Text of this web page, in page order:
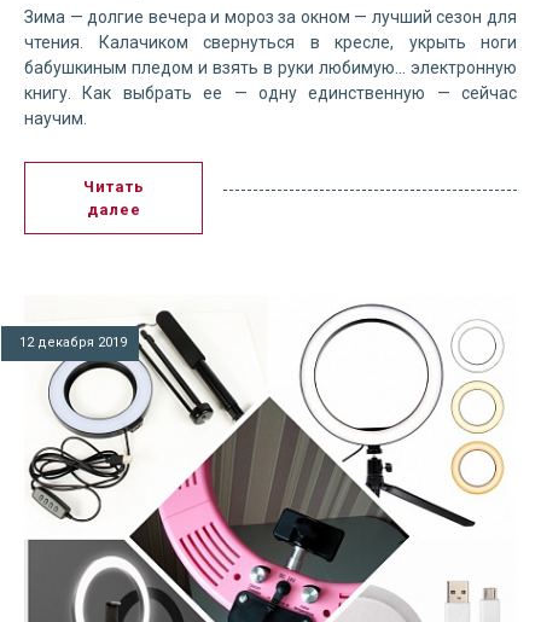
Зима — долгие вечера и мороз за окном — лучший сезон для
чтения. Калачиком свернуться в кресле, укрыть ноги
бабушкиным пледом и взять в руки любимую... электронную
книгу. Как выбрать ее — одну единственную — сейчас
научим.
Читать
далее
12 декабря 2019